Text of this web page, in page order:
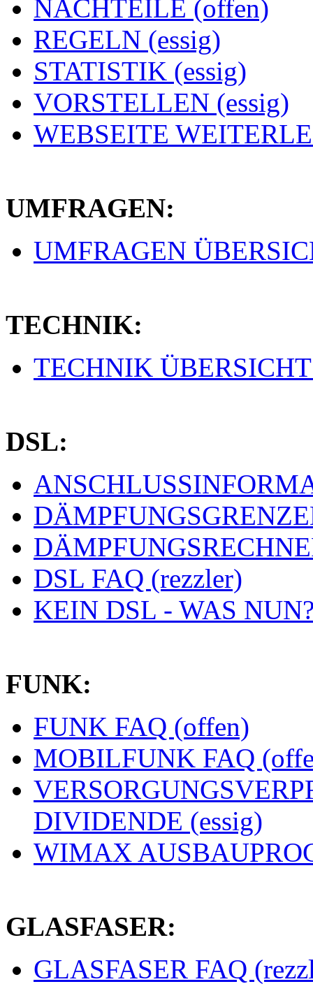
NACHTEILE (offen)
REGELN (essig)
STATISTIK (essig)
VORSTELLEN (essig)
WEBSEITE
UMFRAGEN:
UMFRAGEN
TECHNIK:
TECHNIK ÜBERSICHT
DSL:
DSL FAQ (rezzler)
KEIN DSL - WAS
FUNK:
FUNK FAQ (offen)
MOBILFUNK FAQ
DIVIDENDE (essig)
WIMAX
GLASFASER:
GLASFASER FAQ